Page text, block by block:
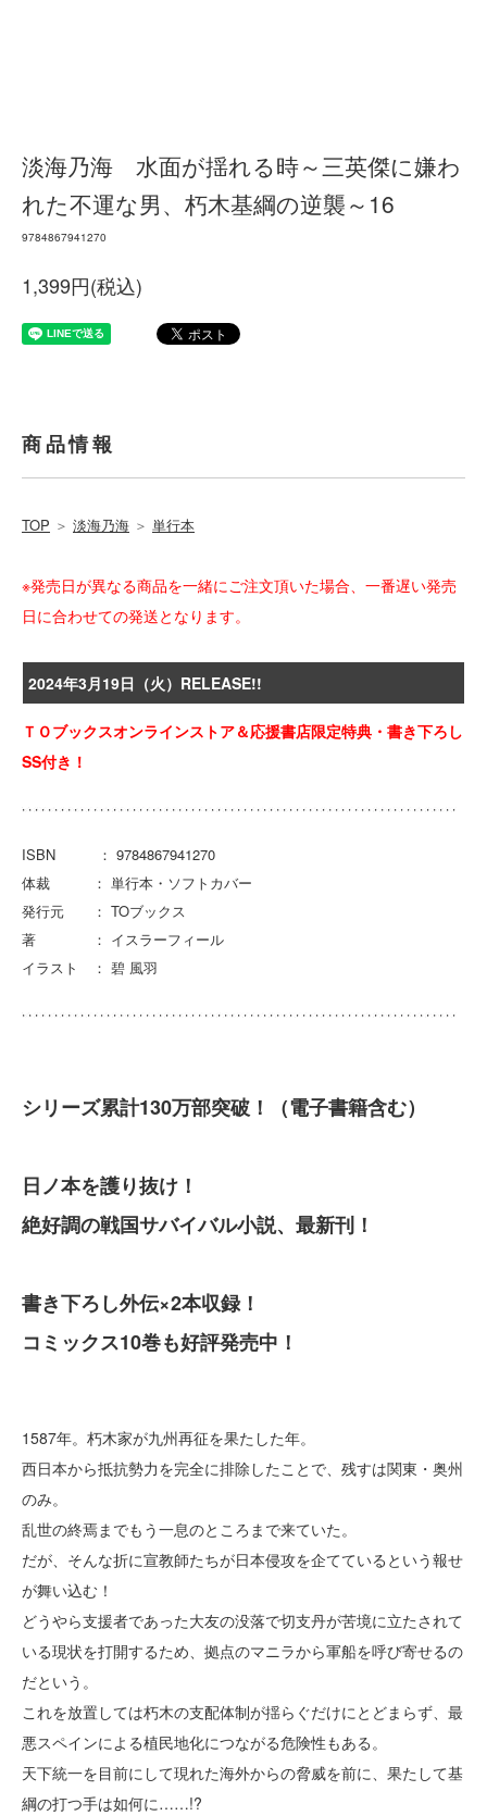
淡海乃海 水面が揺れる時～三英傑に嫌わ
れた不運な男、朽木基綱の逆襲～16
9784867941270
1,399円(税込)
商品情報
TOP ＞ 淡海乃海 ＞ 単行本
※発売日が異なる商品を一緒にご注文頂いた場合、一番遅い発売
日に合わせての発送となります。
2024年3月19日（火）RELEASE!!
ＴＯブックスオンラインストア＆応援書店限定特典・書き下ろし
SS付き！
ISBN ： 9784867941270
体裁 ： 単行本・ソフトカバー
発行元 ： TOブックス
著 ： イスラーフィール
イラスト ： 碧 風羽
シリーズ累計130万部突破！（電子書籍含む）
日ノ本を護り抜け！
絶好調の戦国サバイバル小説、最新刊！
書き下ろし外伝×2本収録！
コミックス10巻も好評発売中！
1587年。朽木家が九州再征を果たした年。
西日本から抵抗勢力を完全に排除したことで、残すは関東・奥州
のみ。
乱世の終焉までもう一息のところまで来ていた。
だが、そんな折に宣教師たちが日本侵攻を企てているという報せ
が舞い込む！
どうやら支援者であった大友の没落で切支丹が苦境に立たされて
いる現状を打開するため、拠点のマニラから軍船を呼び寄せるの
だという。
これを放置しては朽木の支配体制が揺らぐだけにとどまらず、最
悪スペインによる植民地化につながる危険性もある。
天下統一を目前にして現れた海外からの脅威を前に、果たして基
綱の打つ手は如何に……!?